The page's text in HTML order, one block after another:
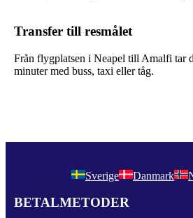
Transfer till resmålet
Från flygplatsen i Neapel till Amalfi tar
minuter med buss, taxi eller tåg.
Sverige Danmark
BETALMETODER